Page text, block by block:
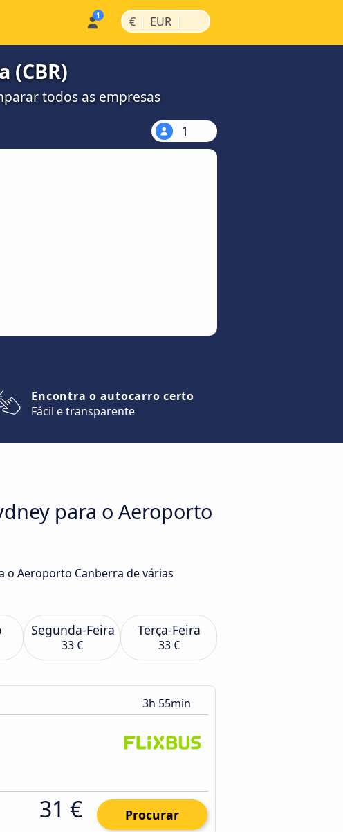
€ | EUR |
(CBR)
todos as empresas
1
Encontra o autocarro certo
Fácil e transparente
para o Aeroporto
o Aeroporto Canberra de várias
Segunda-Feira
33 €
Terça-Feira
33 €
3h 55min
31 € Procurar